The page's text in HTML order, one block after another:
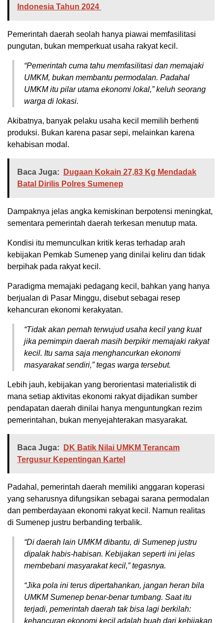
Indonesia Tahun 2024
Pemerintah daerah seolah hanya piawai memfasilitasi
pungutan, bukan memperkuat usaha rakyat kecil.
“Pemerintah cuma tahu memfasilitasi dan memajaki
UMKM, bukan membantu permodalan. Padahal
UMKM itu pilar utama ekonomi lokal,” keluh seorang
warga di lokasi.
Akibatnya, banyak pelaku usaha kecil memilih berhenti
produksi. Bukan karena pasar sepi, melainkan karena
kehabisan modal.
Baca Juga:
Dugaan Kokain 27,83 Kg Mendadak
Batal Dirilis Polres Sumenep
Dampaknya jelas angka kemiskinan berpotensi meningkat,
sementara pemerintah daerah terkesan menutup mata.
Kondisi itu memunculkan kritik keras terhadap arah
kebijakan Pemkab Sumenep yang dinilai keliru dan tidak
berpihak pada rakyat kecil.
Paradigma memajaki pedagang kecil, bahkan yang hanya
berjualan di Pasar Minggu, disebut sebagai resep
kehancuran ekonomi kerakyatan.
“Tidak akan pernah terwujud usaha kecil yang kuat
jika pemimpin daerah masih berpikir memajaki rakyat
kecil. Itu sama saja menghancurkan ekonomi
masyarakat sendiri,” tegas warga tersebut.
Lebih jauh, kebijakan yang berorientasi materialistik di
mana setiap aktivitas ekonomi rakyat dijadikan sumber
pendapatan daerah dinilai hanya menguntungkan rezim
pemerintahan, bukan menyejahterakan masyarakat.
Baca Juga:
DK Batik Nilai UMKM Terancam
Tergusur Kepentingan Kartel
Padahal, pemerintah daerah memiliki anggaran koperasi
yang seharusnya difungsikan sebagai sarana permodalan
dan pemberdayaan ekonomi rakyat kecil. Namun realitas
di Sumenep justru berbanding terbalik.
“Di daerah lain UMKM dibantu, di Sumenep justru
dipalak habis-habisan. Kebijakan seperti ini jelas
membebani masyarakat kecil,” tegasnya.
“Jika pola ini terus dipertahankan, jangan heran bila
UMKM Sumenep benar-benar tumbang. Saat itu
terjadi, pemerintah daerah tak bisa lagi berkilah:
kehancuran ekonomi kecil adalah buah dari kebijakan